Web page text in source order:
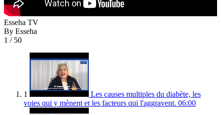
Esseha TV
By Esseha
1 / 50
1
Les causes multiples du diabète, les
voies qui y mènent et les facteurs qui l'aggravent. 06:00